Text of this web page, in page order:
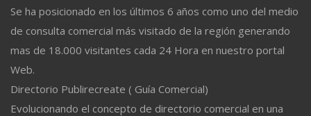
Se ha posicionado en los últimos 6 años como uno del medio
de consulta comercial más visitado de la región generando
mas de 18.000 visitantes cada 24 Hora en nuestro portal
Web.
Directorio Publirecreate ( Guía Comercial)
Evolucionando el concepto de directorio comercial en una